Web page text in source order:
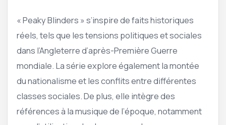
« Peaky Blinders » s’inspire de faits historiques
réels, tels que les tensions politiques et sociales
dans l’Angleterre d’après-Première Guerre
mondiale. La série explore également la montée
du nationalisme et les conflits entre différentes
classes sociales. De plus, elle intègre des
références à la musique de l’époque, notamment